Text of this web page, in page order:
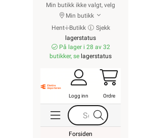
Min butikk ikke valgt, velg
Min butikk
Hent-i-Butikk
Sjekk
lagerstatus
På lager i 28 av 32
butikker, se lagerstatus
Logg inn Ordre
Forsiden